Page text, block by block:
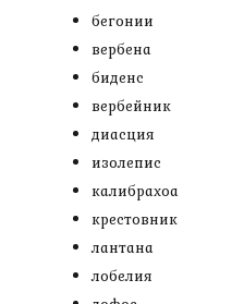
бегонии
вербена
биденс
вербейник
диасция
изолепис
калибрахоа
крестовник
лантана
лобелия